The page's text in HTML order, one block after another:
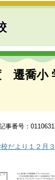
遷喬小
事番号：0110631
だより１２月